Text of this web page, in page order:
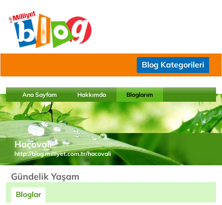
Blog Kategorileri
Ana Sayfam Hakkımda Bloglarım
Haçovalı
http://blog.milliyet.com.tr/hacovali
Gündelik Yaşam
Bloglar